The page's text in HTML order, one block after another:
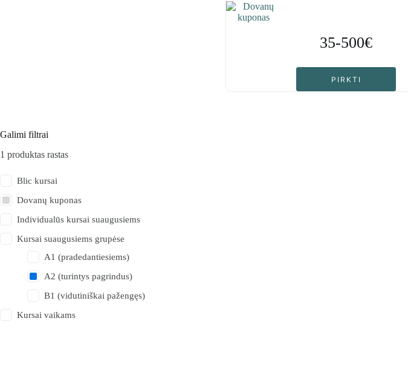
35-500€
PIRKTI
Galimi filtrai
1 produktas rastas
Blic kursai
Dovanų kuponas
Individualūs kursai suaugusiems
Kursai suaugusiems grupėse
A1 (pradedantiesiems)
A2 (turintys pagrindus)
B1 (vidutiniškai pažengęs)
Kursai vaikams